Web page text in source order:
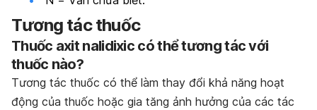
Tương tác thuốc
Thuốc axit nalidixic có thể tương tác với
thuốc nào?
Tương tác thuốc có thể làm thay đổi khả năng hoạt
động của thuốc hoặc gia tăng ảnh hưởng của các tác